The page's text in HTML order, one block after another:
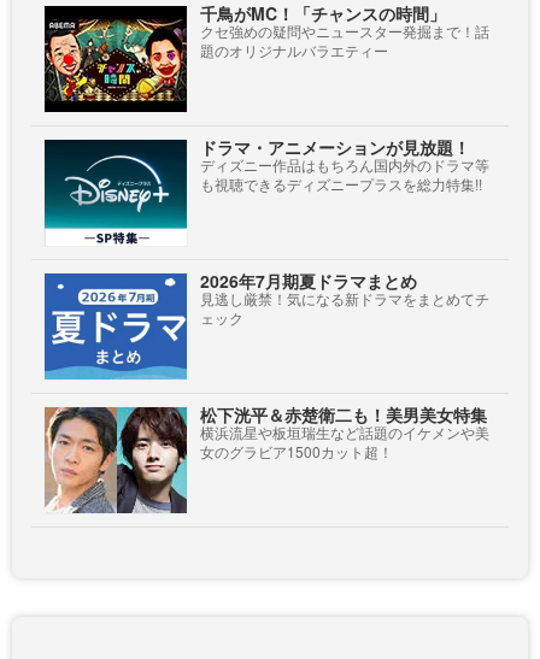
千鳥がMC！「チャンスの時間」
クセ強めの疑問やニュースター発掘まで！話
題のオリジナルバラエティー
ドラマ・アニメーションが見放題！
ディズニー作品はもちろん国内外のドラマ等
も視聴できるディズニープラスを総力特集!!
2026年7月期夏ドラマまとめ
見逃し厳禁！気になる新ドラマをまとめてチ
ェック
松下洸平＆赤楚衛二も！美男美女特集
横浜流星や板垣瑞生など話題のイケメンや美
女のグラビア1500カット超！